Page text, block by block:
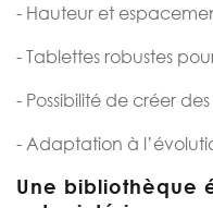
- Hauteur et
- Tablettes robustes
- Possibilité de créer
- Adaptation à
Une bibliothèque